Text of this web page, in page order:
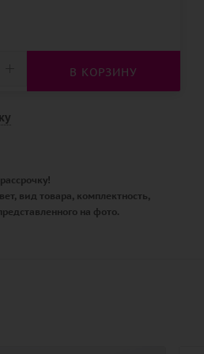
В КОРЗИНУ
вид товара, комплектность,
на фото.